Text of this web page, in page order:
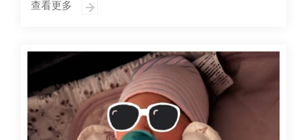
查看更多